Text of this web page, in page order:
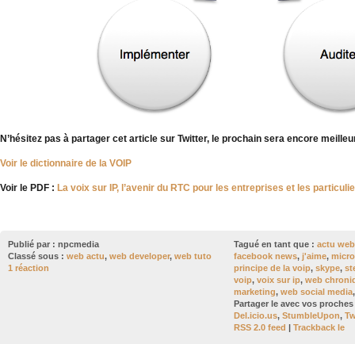
N’hésitez pas à partager cet article sur Twitter, le prochain sera encore
Voir le dictionnaire de la VOIP
Voir le PDF : La voix sur IP, l’avenir du RTC pour les entreprises et les
Publié par : npcmedia
Classé sous : web actu, web developer, web tuto
1 réaction
Tagué en tant que : actu web
facebook news, j'aime,
principe de la voip, skype,
voip, voix sur ip, web
marketing, web social media
Partager le avec vos
Del.icio.us, StumbleUpon,
RSS 2.0 feed | Trackback le